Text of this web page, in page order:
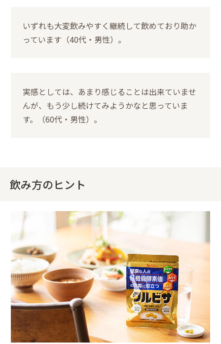
いずれも大変飲みやすく継続して飲めており助か
っています（40代・男性）。
実感としては、あまり感じることは出来ていませ
んが、もう少し続けてみようかなと思っていま
す。（60代・男性）。
飲み方のヒント